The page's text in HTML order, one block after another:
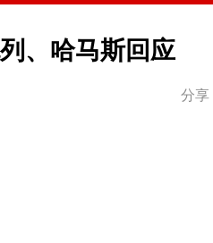
、哈马斯回应
分享
微博